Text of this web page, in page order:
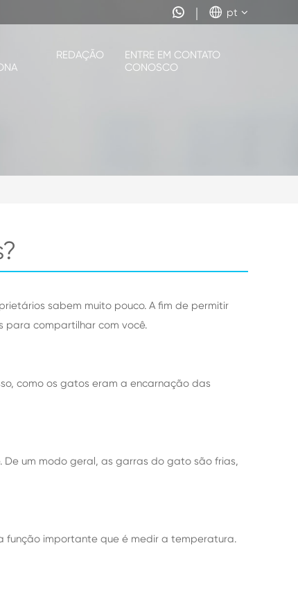
  pt
REDAÇÃO
ENTRE EM CONTATO
CONOSCO
sabem muito pouco. A fim de permitir
para compartilhar com você.
como os gatos eram a encarnação das
um modo geral, as garras do gato são frias,
função importante que é medir a temperatura.